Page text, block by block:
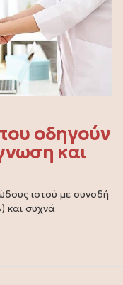
οδηγούν
και
ιστού με συνοδή
και συχνά